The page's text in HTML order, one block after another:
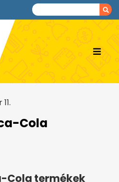
Cola
Cola termékek